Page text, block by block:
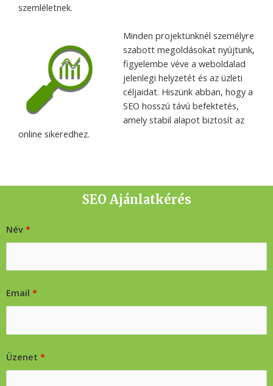
szemléletnek.
Minden projektünknél személyre
szabott megoldásokat nyújtunk,
figyelembe véve a weboldalad
jelenlegi helyzetét és az üzleti
céljaidat. Hiszünk abban, hogy a
SEO hosszú távú befektetés,
amely stabil alapot biztosít az
online sikeredhez.
SEO Ajánlatkérés
Név *
Email *
Üzenet *